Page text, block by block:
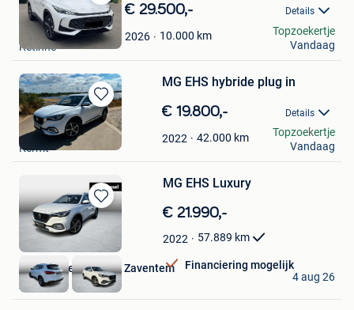
Bewaren
in
Mijn
Favorieten
€ 29.500,- Details
2026 10.000 km
binjamin leornard
Retinne
Topzoekertje
Vandaag
Bewaren
in
Mijn
Favorieten
MG EHS hybride plug in
€ 19.800,- Details
2022 42.000 km
Els Brans
Kermt
Topzoekertje
Vandaag
Bewaren
in
Favorieten
MG EHS Luxury
€ 21.990,-
2022 57.889 km
Financiering mogelijk
Van Mossel Hyundai Zaventem
Zaventem
4 aug 26